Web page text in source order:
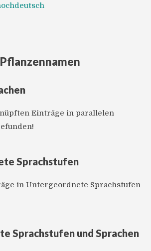
Einträge in parallelen
Sprachstufen
in Untergeordnete Sprachstufen
Sprachstufen und Sprachen